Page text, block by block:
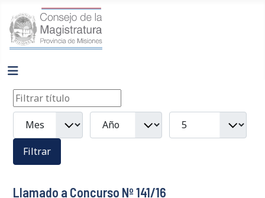
Filtros
Filtrar título
Mes
Año Cantidad a mostrar
Filtrar
Llamado a Concurso Nº 141/16